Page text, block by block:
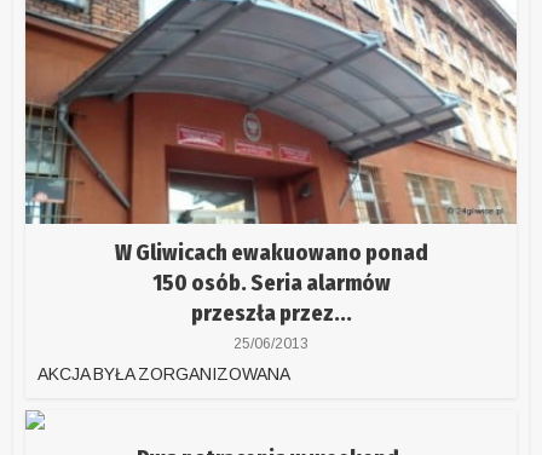
W Gliwicach ewakuowano ponad
150 osób. Seria alarmów
przeszła przez...
25/06/2013
AKCJA BYŁA ZORGANIZOWANA